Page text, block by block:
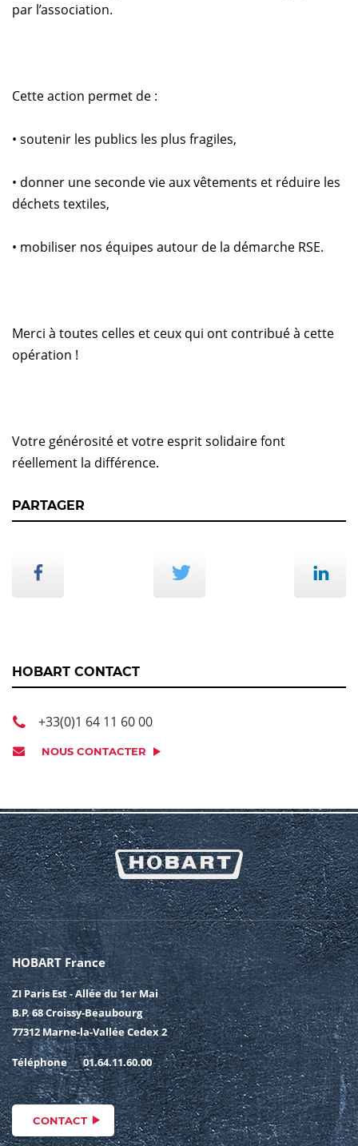
par l’association.
Cette action permet de :
• soutenir les publics les plus fragiles,
• donner une seconde vie aux vêtements et réduire les
déchets textiles,
• mobiliser nos équipes autour de la démarche RSE.
Merci à toutes celles et ceux qui ont contribué à cette
opération !
Votre générosité et votre esprit solidaire font
réellement la différence.
PARTAGER
HOBART CONTACT
+33(0)1 64 11 60 00
NOUS CONTACTER
HOBART France
ZI Paris Est - Allée du 1er Mai
B.P. 68 Croissy-Beaubourg
77312 Marne-la-Vallée Cedex 2
Téléphone 01.64.11.60.00
CONTACT